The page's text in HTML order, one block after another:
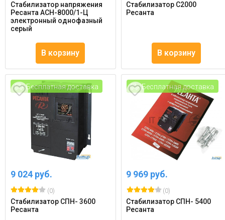
Стабилизатор напряжения
Ресанта АСН-8000/1-Ц
электронный однофазный
серый
В корзину
Стабилизатор С2000
Ресанта
В корзину
Бесплатная доставка
9 024 руб.
(0)
Стабилизатор СПН- 3600
Ресанта
Бесплатная доставка
9 969 руб.
(0)
Стабилизатор СПН- 5400
Ресанта